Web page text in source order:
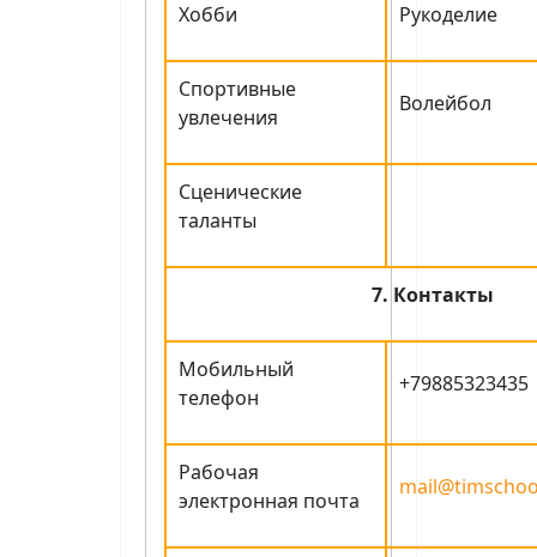
Хобби Рукоделие
Спортивные
увлечения
Волейбол
Сценические
таланты
7. Контакты
Мобильный
телефон
+79885323435
Рабочая
электронная почта